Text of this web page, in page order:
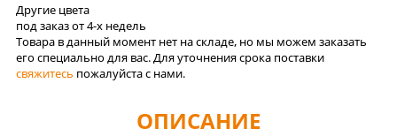
Другие цвета
под заказ от 4-x недель
Товара в данный момент нет на складе, но мы можем заказать
его специально для вас. Для уточнения срока поставки
свяжитесь пожалуйста с нами.
ОПИСАНИЕ